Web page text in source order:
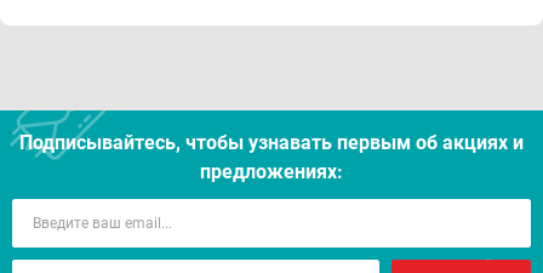
Подписывайтесь, чтобы узнавать первым об акцияx и
предложениях: